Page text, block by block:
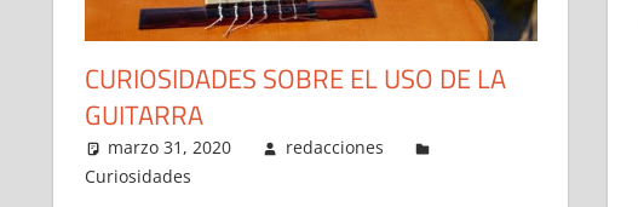
CURIOSIDADES SOBRE EL USO DE LA
GUITARRA
marzo 31, 2020
redacciones
Curiosidades